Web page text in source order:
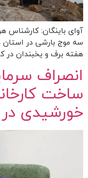
آوای باینگان: کارشناس
سه موج بارشی در استان
هفته برف و یخبندان در
انصراف
ساخت
خورشیدی در